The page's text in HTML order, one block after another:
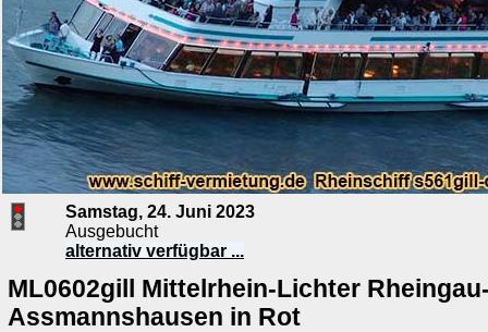
Samstag, 24. Juni 2023
Ausgebucht
alternativ verfügbar ...
ML0602gill Mittelrhein-Lichter
Assmannshausen in Rot